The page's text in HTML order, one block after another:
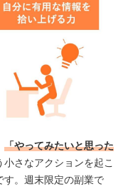
「やってみたいと思った
小さなアクションを起こ
す。週末限定の副業で